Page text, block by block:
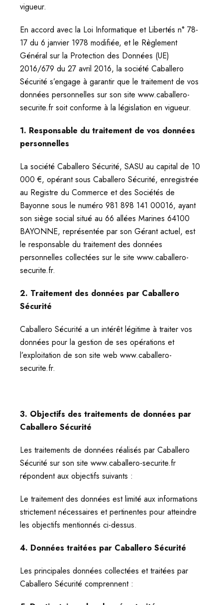
vigueur.
En accord avec la Loi Informatique et Libertés n° 78-
17 du 6 janvier 1978 modifiée, et le Règlement
Général sur la Protection des Données (UE)
2016/679 du 27 avril 2016, la société Caballero
Sécurité s’engage à garantir que le traitement de vos
données personnelles sur son site www.caballero-
securite.fr soit conforme à la législation en vigueur.
1. Responsable du traitement de vos données
personnelles
La société Caballero Sécurité, SASU au capital de 10
000 €, opérant sous Caballero Sécurité, enregistrée
au Registre du Commerce et des Sociétés de
Bayonne sous le numéro 981 898 141 00016, ayant
son siège social situé au 66 allées Marines 64100
BAYONNE, représentée par son Gérant actuel, est
le responsable du traitement des données
personnelles collectées sur le site www.caballero-
securite.fr.
2. Traitement des données par Caballero
Sécurité
Caballero Sécurité a un intérêt légitime à traiter vos
données pour la gestion de ses opérations et
l’exploitation de son site web www.caballero-
securite.fr.
3. Objectifs des traitements de données par
Caballero Sécurité
Les traitements de données réalisés par Caballero
Sécurité sur son site www.caballero-securite.fr
répondent aux objectifs suivants :
Le traitement des données est limité aux informations
strictement nécessaires et pertinentes pour atteindre
les objectifs mentionnés ci-dessus.
4. Données traitées par Caballero Sécurité
Les principales données collectées et traitées par
Caballero Sécurité comprennent :